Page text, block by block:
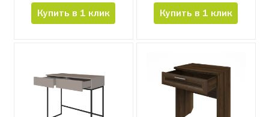
Купить в 1 клик Купить в 1 клик